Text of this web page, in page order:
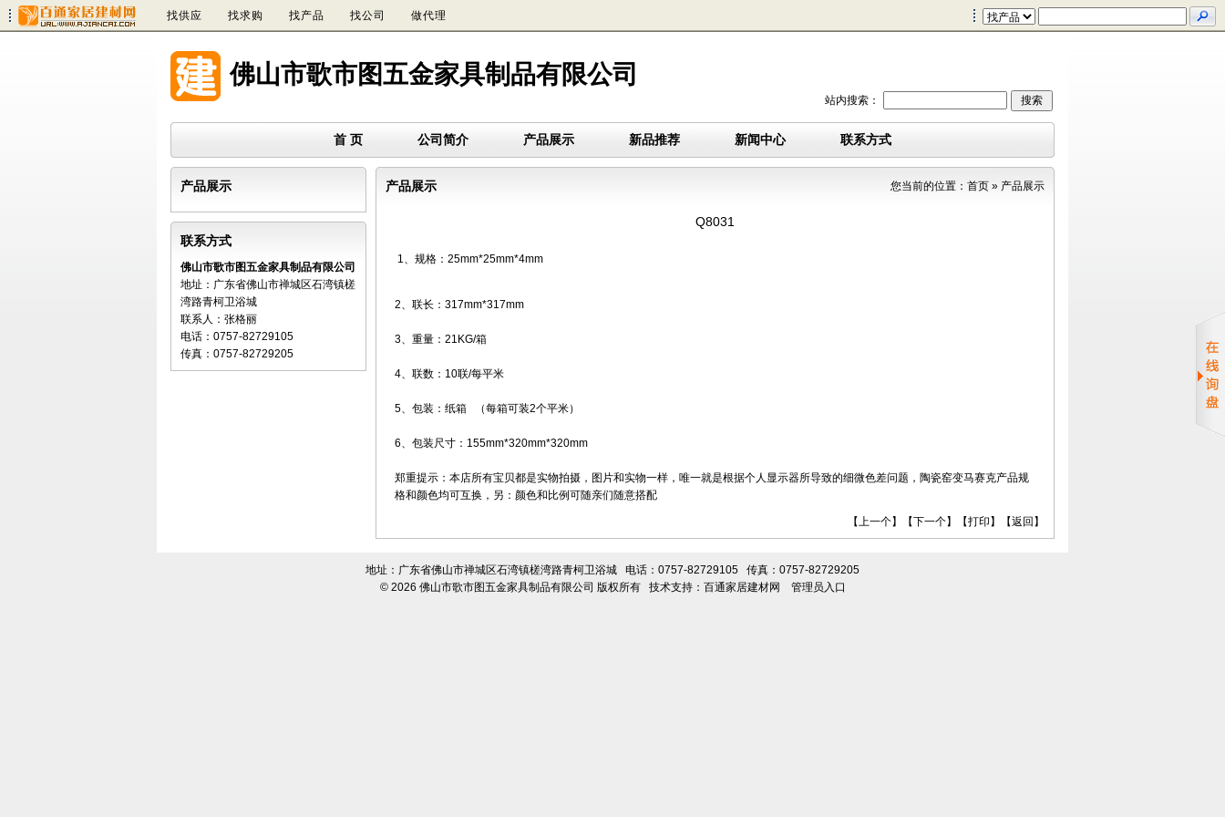
找供应 找求购 找产品 找公司 做代理
佛山市歌市图五金家具制品有限公司
站内搜索：
首 页 公司简介 产品展示 新品推荐 新闻中心 联系方式
产品展示
联系方式
佛山市歌市图五金家具制品有限公司
地址：广东省佛山市禅城区石湾镇槎
湾路青柯卫浴城
联系人：张格丽
电话：0757-82729105
传真：0757-82729205
产品展示 您当前的位置： 首页 » 产品展示
Q8031
1、规格：25mm*25mm*4mm
2、联长：317mm*317mm
3、重量：21KG/箱
4、联数：10联/每平米
5、包装：纸箱 （每箱可装2个平米）
6、包装尺寸：155mm*320mm*320mm
郑重提示：本店所有宝贝都是实物拍摄，图片和实物一样，唯一就是根据个人显示器所导致的细微色差问题，陶瓷窑变马赛克产品规
格和颜色均可互换，另：颜色和比例可随亲们随意搭配
【上一个】【下一个】【打印 】【返回 】
地址：广东省佛山市禅城区石湾镇槎湾路青柯卫浴城 电话：0757-82729105 传真：0757-82729205
© 2026 佛山市歌市图五金家具制品有限公司 版权所有 技术支持： 百通家居建材网 管理员入口